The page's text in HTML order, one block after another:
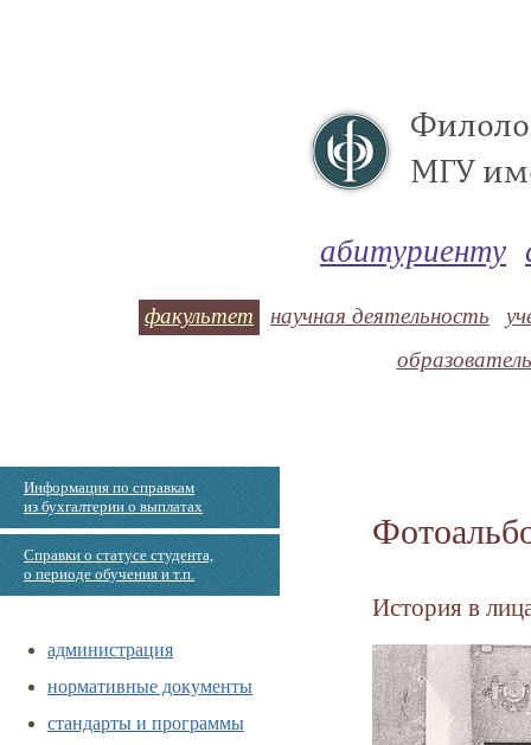
абитуриенту
факультет научная деятельность
Информация по справкам
из бухгалтерии о выплатах
Справки о статусе студента,
о периоде обучения и т.п.
администрация
нормативные документы
стандарты и программы
История в